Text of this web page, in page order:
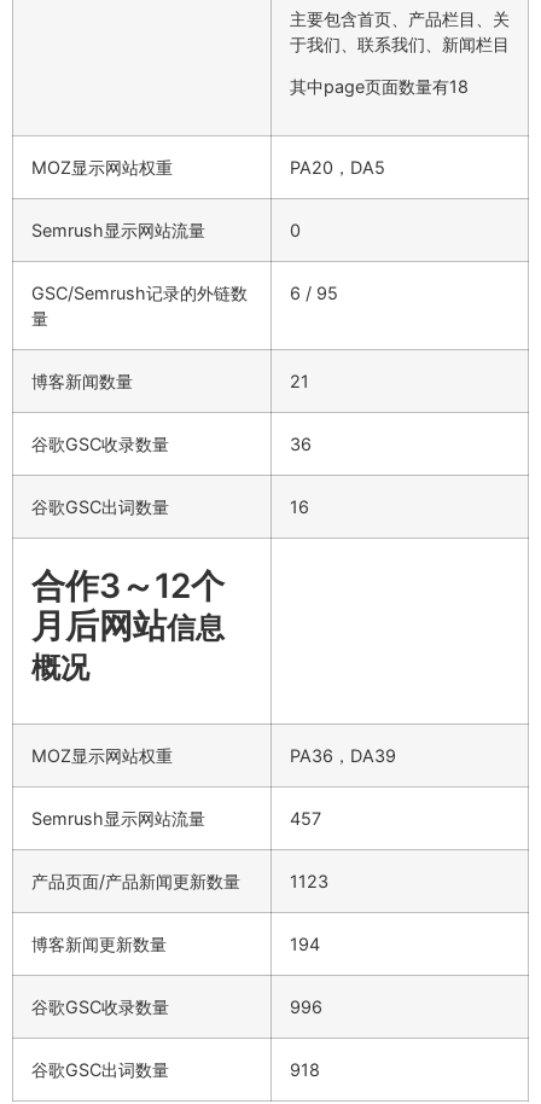
主要包含首页、产品栏目、关
于我们、联系我们、新闻栏目
其中page页面数量有18
MOZ显示网站权重 PA20，DA5
Semrush显示网站流量 0
GSC/Semrush记录的外链数
量
6 / 95
博客新闻数量 21
谷歌GSC收录数量 36
谷歌GSC出词数量 16
合作3～12个
月后网站信息
概况
MOZ显示网站权重 PA36，DA39
Semrush显示网站流量 457
产品页面/产品新闻更新数量 1123
博客新闻更新数量 194
谷歌GSC收录数量 996
谷歌GSC出词数量 918